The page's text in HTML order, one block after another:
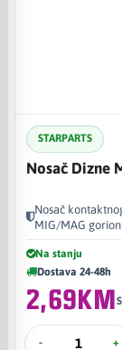
STARPARTS
Nosač Dizne
Nosač
MIG/MAG
Na stanju
Dostava 24-48h
2,69KM
- +